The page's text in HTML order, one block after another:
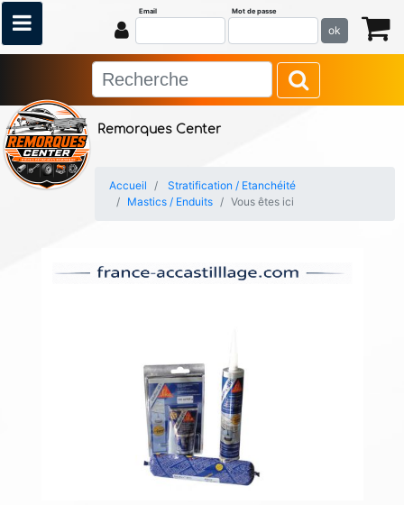
Remorques Center
Email Mot de passe
ok
Accueil
Stratification / Etanchéité
Mastics / Enduits
Vous êtes ici